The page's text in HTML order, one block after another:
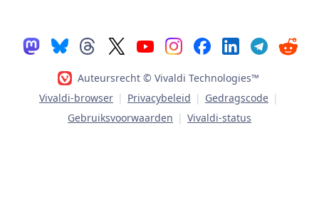
Auteursrecht © Vivaldi Technologies™
Vivaldi-browser | Privacybeleid | Gedragscode |
Gebruiksvoorwaarden | Vivaldi-status